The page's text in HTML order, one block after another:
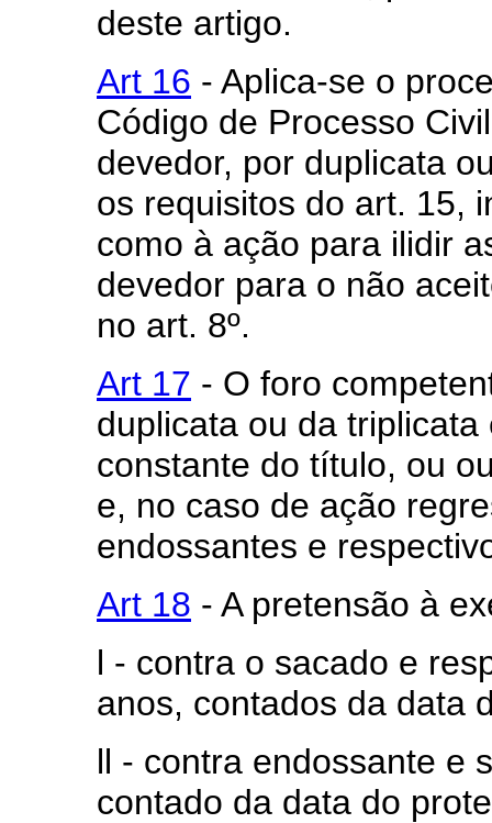
deste artigo.
Art 16 - Aplica-se o
Código de Processo
devedor, por duplicata
os requisitos do art. 15,
como à ação para ilidir
devedor para o não
no art. 8º.
Art 17 - O foro
duplicata ou da
constante do título, ou
e, no caso de ação
endossantes e
Art 18 - A pretensão à
l - contra o sacado e
anos, contados da data
ll - contra endossante e
contado da data do